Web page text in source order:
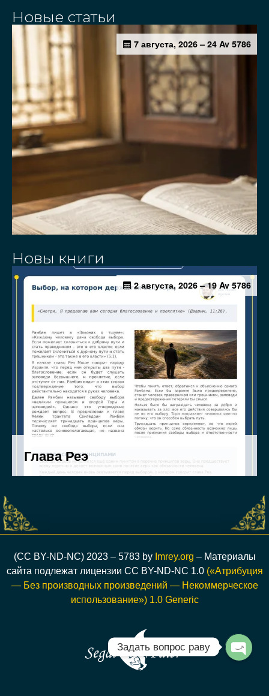
Новые статьи
Новы книги
(CC BY-ND-NC) 2023 – 5783 by Imrey.org – Материалы
сайта подлежат лицензии CC BY-ND-NC 1.0(«Атрибуция
— Без производных произведений — Некоммерческое
использование») 1.0 Generic
Задать вопрос раву